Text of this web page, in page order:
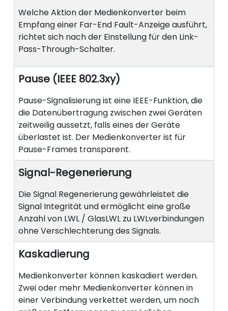
Welche Aktion der Medienkonverter beim
Empfang einer Far-End Fault-Anzeige ausführt,
richtet sich nach der Einstellung für den Link-
Pass-Through-Schalter.
Pause (IEEE 802.3xy)
Pause-Signalisierung ist eine IEEE-Funktion, die
die Datenübertragung zwischen zwei Geräten
zeitweilig aussetzt, falls eines der Geräte
überlastet ist. Der Medienkonverter ist für
Pause-Frames transparent.
Signal-Regenerierung
Die Signal Regenerierung gewährleistet die
Signal Integrität und ermöglicht eine große
Anzahl von LWL / GlasLWL zu LWLverbindungen
ohne Verschlechterung des Signals.
Kaskadierung
Medienkonverter können kaskadiert werden.
Zwei oder mehr Medienkonverter können in
einer Verbindung verkettet werden, um noch